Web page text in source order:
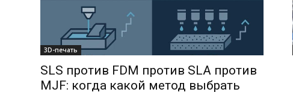
3D-печать
SLS против FDM против SLA против
MJF: когда какой метод выбрать